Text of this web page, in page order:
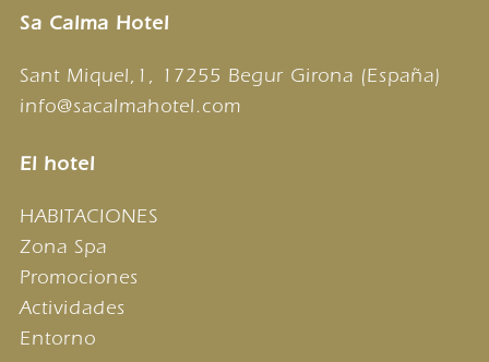
Sa Calma Hotel
Sant Miquel,1, 17255 Begur Girona (España)
info@sacalmahotel.com
El hotel
HABITACIONES
Zona Spa
Promociones
Actividades
Entorno